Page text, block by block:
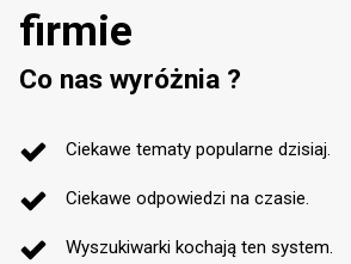
firmie
Co nas wyróżnia ?
Ciekawe tematy popularne dzisiaj.
Ciekawe odpowiedzi na czasie.
Wyszukiwarki kochają ten system.